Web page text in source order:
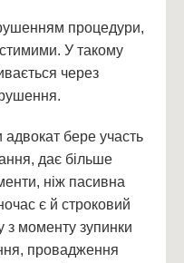
процедури,
У такому
через
адвокат бере участь
дає більше
ніж пасивна
є й строковий
з моменту зупинки
провадження